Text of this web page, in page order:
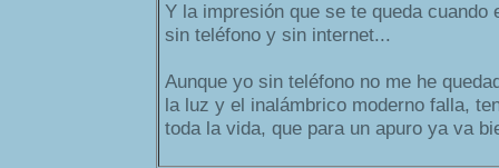
Y la impresión que se te queda
sin teléfono y sin internet...
Aunque yo sin teléfono no me he
la luz y el inalámbrico moderno falla,
toda la vida, que para un apuro ya va